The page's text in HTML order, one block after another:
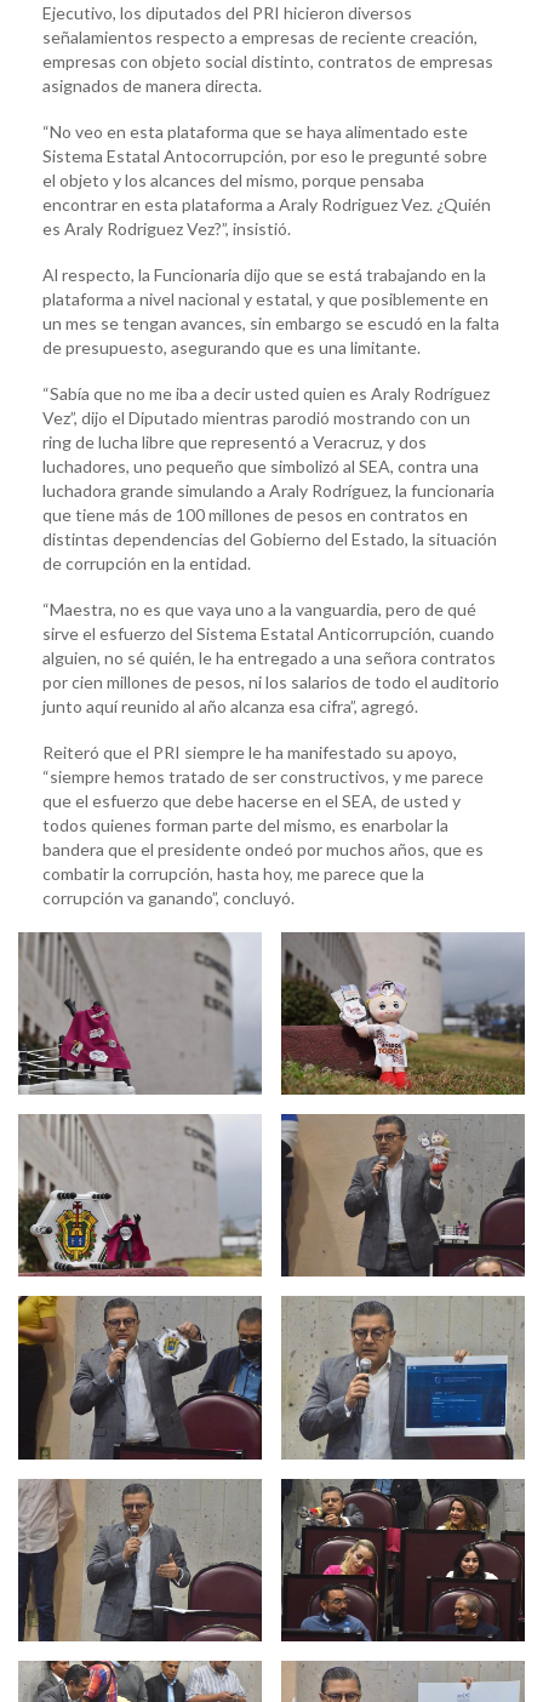
Ejecutivo, los diputados del PRI hicieron diversos
señalamientos respecto a empresas de reciente creación,
empresas con objeto social distinto, contratos de empresas
asignados de manera directa.
“No veo en esta plataforma que se haya alimentado este
Sistema Estatal Antocorrupción, por eso le pregunté sobre
el objeto y los alcances del mismo, porque pensaba
encontrar en esta plataforma a Araly Rodriguez Vez. ¿Quién
es Araly Rodriguez Vez?”, insistió.
Al respecto, la Funcionaria dijo que se está trabajando en la
plataforma a nivel nacional y estatal, y que posiblemente en
un mes se tengan avances, sin embargo se escudó en la falta
de presupuesto, asegurando que es una limitante.
“Sabía que no me iba a decir usted quien es Araly Rodríguez
Vez”, dijo el Diputado mientras parodió mostrando con un
ring de lucha libre que representó a Veracruz, y dos
luchadores, uno pequeño que simbolizó al SEA, contra una
luchadora grande simulando a Araly Rodríguez, la funcionaria
que tiene más de 100 millones de pesos en contratos en
distintas dependencias del Gobierno del Estado, la situación
de corrupción en la entidad.
“Maestra, no es que vaya uno a la vanguardia, pero de qué
sirve el esfuerzo del Sistema Estatal Anticorrupción, cuando
alguien, no sé quién, le ha entregado a una señora contratos
por cien millones de pesos, ni los salarios de todo el auditorio
junto aquí reunido al año alcanza esa cifra”, agregó.
Reiteró que el PRI siempre le ha manifestado su apoyo,
“siempre hemos tratado de ser constructivos, y me parece
que el esfuerzo que debe hacerse en el SEA, de usted y
todos quienes forman parte del mismo, es enarbolar la
bandera que el presidente ondeó por muchos años, que es
combatir la corrupción, hasta hoy, me parece que la
corrupción va ganando”, concluyó.